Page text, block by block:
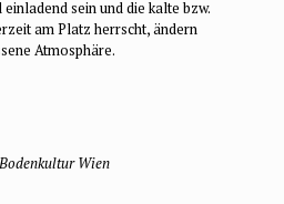
sein und die kalte bzw.
am Platz herrscht, ändern
Atmosphäre.
Wien